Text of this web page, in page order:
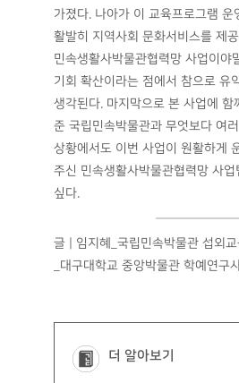
가졌다. 나아가 이 교육프로그램 운
활발히 지역사회 문화서비스를 제
민속생활사박물관협력망 사업이야
기회 확산이라는 점에서 참으로 유
생각된다. 마지막으로 본 사업에 함
준 국립민속박물관과 무엇보다 여
상황에서도 이번 사업이 원활하게
주신 민속생활사박물관협력망 사
싶다.
글 | 임지혜_국립민속박물관 섭외
_대구대학교 중앙박물관 학예연구
더 알아보기